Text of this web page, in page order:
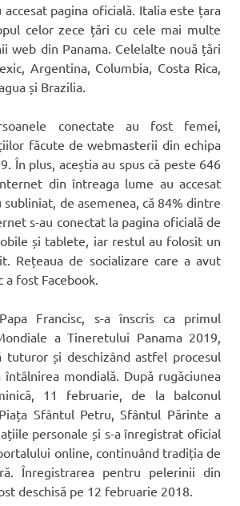
pagina oficială. Italia este țara
celor zece țări cu cele mai multe
web din Panama. Celelalte nouă țări
Argentina, Columbia, Costa Rica,
și Brazilia.
conectate au fost femei,
făcute de webmasterii din echipa
În plus, aceștia au spus că peste 646
din întreaga lume au accesat
de asemenea, că 84% dintre
s-au conectat la pagina oficială de
și tablete, iar restul au folosit un
Rețeaua de socializare care a avut
fost Facebook.
Francisc, s-a înscris ca primul
a Tineretului Panama 2019,
tuturor și deschizând astfel procesul
mondială. După rugăciunea
11 februarie, de la balconul
Sfântul Petru, Sfântul Părinte a
personale și s-a înregistrat oficial
online, continuând tradiția de
Înregistrarea pentru pelerinii din
deschisă pe 12 februarie 2018.